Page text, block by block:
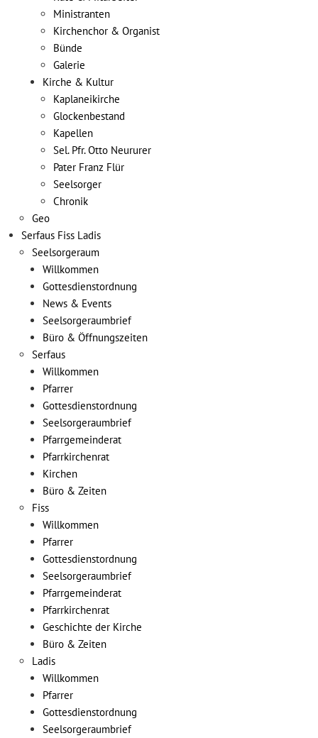
Ministranten
Kirchenchor & Organist
Bünde
Galerie
Kirche & Kultur
Kaplaneikirche
Glockenbestand
Kapellen
Sel. Pfr. Otto Neururer
Pater Franz Flür
Seelsorger
Chronik
Geo
Serfaus Fiss Ladis
Seelsorgeraum
Willkommen
Gottesdienstordnung
News & Events
Seelsorgeraumbrief
Büro & Öffnungszeiten
Serfaus
Willkommen
Pfarrer
Gottesdienstordnung
Seelsorgeraumbrief
Pfarrgemeinderat
Pfarrkirchenrat
Kirchen
Büro & Zeiten
Fiss
Willkommen
Pfarrer
Gottesdienstordnung
Seelsorgeraumbrief
Pfarrgemeinderat
Pfarrkirchenrat
Geschichte der Kirche
Büro & Zeiten
Ladis
Willkommen
Pfarrer
Gottesdienstordnung
Seelsorgeraumbrief